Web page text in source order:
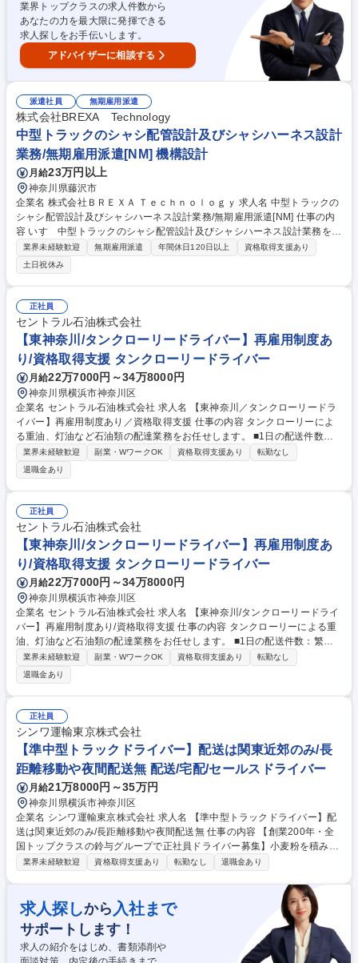
業界トップクラスの求人件数から
あなたの力を最大限に発揮できる
求人探しをお手伝いします。
アドバイザーに相談する
派遣社員 無期雇用派遣
株式会社BREXA Technology
中型トラックのシャシ配管設計及びシャシハーネス設計
業務/無期雇用派遣[NM] 機構設計
月給23万円以上
神奈川県藤沢市
企業名 株式会社ＢＲＥＸＡ Ｔｅｃｈｎｏｌｏｇｙ 求人名 中型トラックの
シャシ配管設計及びシャシハーネス設計業務/無期雇用派遣[NM] 仕事の内
容 いすゞ中型トラックのシャシ配管設計及びシャシハーネス設計業務をお
任せします。 変更の範囲：当社業務全般 募集職種 中型トラックのシャシ
配管設計及びシャシハーネス設計業務/無期雇用派遣[NM]
業界未経験歓迎 無期雇用派遣 年間休日120日以上
資格取得支援あり
土日祝休み
正社員
セントラル石油株式会社
【東神奈川/タンクローリードライバー】再雇用制度あ
り/資格取得支援 タンクローリードライバー
月給22万7000円～34万8000円
神奈川県横浜市神奈川区
企業名 セントラル石油株式会社 求人名 【東神奈川／タンクローリードラ
イバー】再雇用制度あり／資格取得支援 仕事の内容 タンクローリーによ
る重油、灯油など石油類の配達業務をお任せします。 ■1日の配送件数：
繁忙期が多くて7件程度、閑散期は平均3～4件程度 ■配送エリア：東京23
区、横浜、川崎がメインです。 【ご入社後の流れ】 先輩社員と同行して
業務を覚えていただきます。危険物を扱うため、いきなり単独で業務をお
願いすることはありません。 最初に覚えていただく業務は、重機への燃料
給油作業です。 ※重労働は基本的にありませんが、月に数回ほど平ボディ
車によるドラム缶配送があります。 募集職種 【東神奈川／タンクローリ
ードライバー】再雇用制度あり／資格取得支援
業界未経験歓迎 副業・WワークOK 資格取得支援あり
転勤なし
退職金あり
正社員
セントラル石油株式会社
【東神奈川/タンクローリードライバー】再雇用制度あ
り/資格取得支援 タンクローリードライバー
月給22万7000円～34万8000円
神奈川県横浜市神奈川区
企業名 セントラル石油株式会社 求人名 【東神奈川/タンクローリードライ
バー】再雇用制度あり/資格取得支援 仕事の内容 タンクローリーによる重
油、灯油など石油類の配達業務をお任せします。 ■1日の配送件数：繁忙
期が多くて7件程度、閑散期は平均3～4件程度 ■配送エリア：東京23区、
横浜、川崎がメインです。 【ご入社後の流れ】 先輩社員と同行して業務
を覚えていただきます。危険物を扱うため、いきなり単独で業務をお願い
することはありません。 最初に覚えていただく業務は、重機への燃料給油
作業です。 ※重労働は基本的にありませんが、月に数回ほど平ボディ車に
よるドラム缶配送があります。 募集職種 【東神奈川/タンクローリードラ
イバー】再雇用制度あり/資格取得支援
業界未経験歓迎 副業・WワークOK 資格取得支援あり
転勤なし
退職金あり
正社員
シンワ運輸東京株式会社
【準中型トラックドライバー】配送は関東近郊のみ/長
距離移動や夜間配送無 配送/宅配/セールスドライバー
月給21万8000円～35万円
神奈川県横浜市神奈川区
企業名 シンワ運輸東京株式会社 求人名 【準中型トラックドライバー】配
送は関東近郊のみ/長距離移動や夜間配送無 仕事の内容 【創業200年・全
国トップクラスの鈴与グループで正社員ドライバー募集】小麦粉を積み込
んだ準中型トラック車での配送業務です。車のサイズ的には2t車と変わら
※長距離配送や夜間配送、宿泊を伴う配送は無！すべて日帰りで戻れま
す！ ■配達物：小麦粉 ■走行距離：平均150km ■配送件数：4～7件ほど※
契約している倉庫への配送なので、不在での再配達もありません◎ 【業務
内容の変更範囲】当社業務全般 募集職種 【準中型トラックドライバー】
配送は関東近郊のみ/長距離移動や夜間配送無
業界未経験歓迎 資格取得支援あり 転勤なし 退職金あり
求人探しから 入社まで
サポートします！
求人の紹介をはじめ、書類添削や